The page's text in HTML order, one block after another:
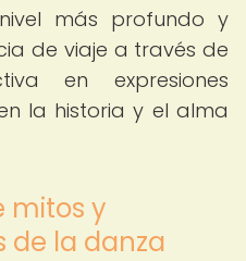
más profundo y
de viaje a través de
en expresiones
la historia y el alma
mitos y
de la danza